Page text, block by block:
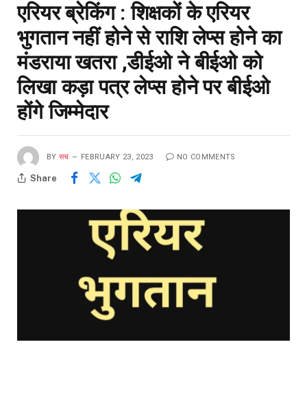
एरियर ब्रेकिंग : शिक्षकों के एरियर
भुगतान नहीं होने से राशि लेप्स होने का
मंडराया खतरा ,डीईओ ने बीईओ को
लिखा कड़ा पत्र लेप्स होने पर बीईओ
होंगे जिम्मेदार
BY सच FEBRUARY 23, 2023 NO COMMENTS
Share